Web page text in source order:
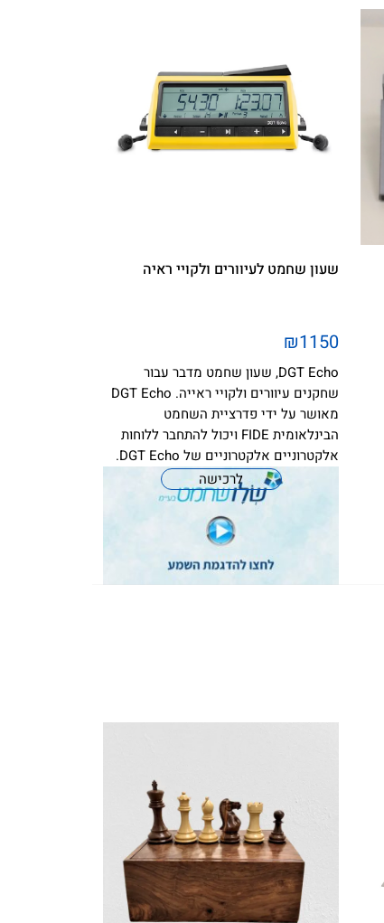
שעון שחמט לעיוורים ולקויי ראיה
₪1150
DGT Echo, שעון שחמט מדבר עבור
שחקנים עיוורים ולקויי ראייה. DGT Echo
מאושר על ידי פדרציית השחמט
הבינלאומית FIDE ויכול להתחבר ללוחות
אלקטרוניים אלקטרוניים של DGT Echo.
לרכישה